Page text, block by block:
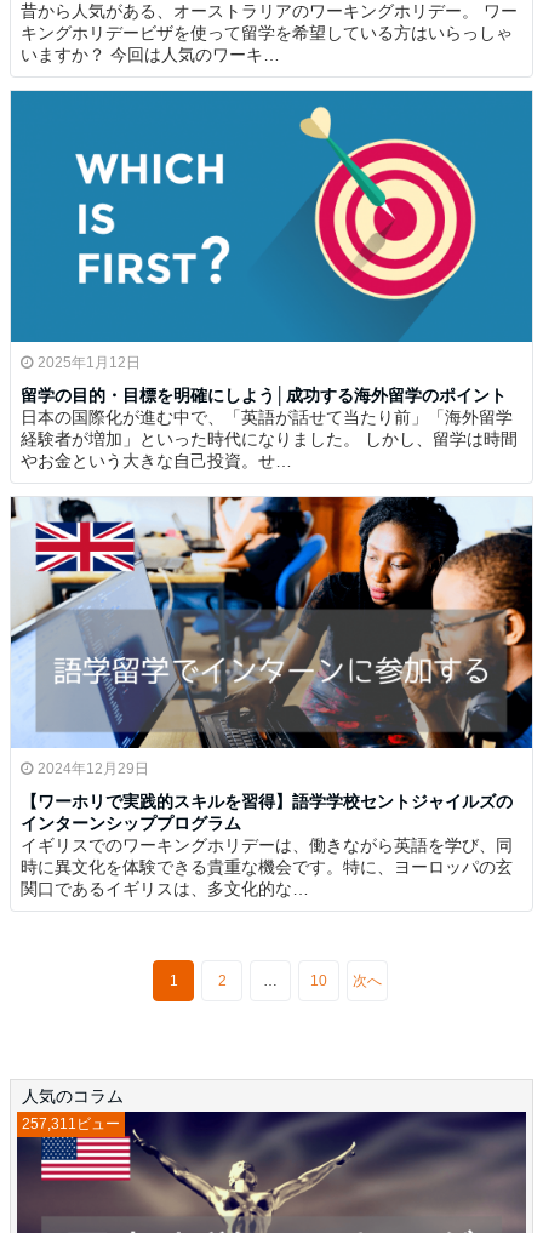
昔から人気がある、オーストラリアのワーキングホリデー。 ワー
キングホリデービザを使って留学を希望している方はいらっしゃ
いますか？ 今回は人気のワーキ…
2025年1月12日
留学の目的・目標を明確にしよう│成功する海外留学のポイント
日本の国際化が進む中で、「英語が話せて当たり前」「海外留学
経験者が増加」といった時代になりました。 しかし、留学は時間
やお金という大きな自己投資。せ…
2024年12月29日
【ワーホリで実践的スキルを習得】語学学校セントジャイルズの
インターンシッププログラム
イギリスでのワーキングホリデーは、働きながら英語を学び、同
時に異文化を体験できる貴重な機会です。特に、ヨーロッパの玄
関口であるイギリスは、多文化的な…
1 2 … 10 次へ
人気のコラム
257,311ビュー